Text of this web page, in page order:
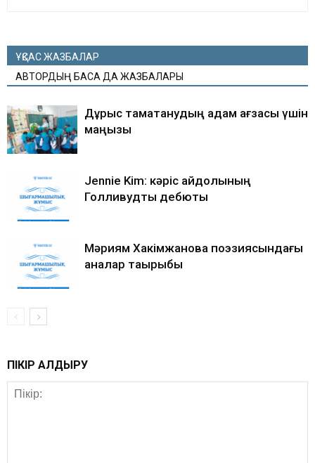
ҰҚСАС ЖАЗБАЛАР
АВТОРДЫҢ БАСҚА ДА ЖАЗБАЛАРЫ
Дұрыс тамақтанудың адам ағзасы үшін
маңызы
Jennie Kim: кәріс айдолының
Голливудтық дебюты
Мәриям Хакімжанова поэзиясындағы
аналар тақырыбы
ПІКІР ҚАЛДЫРУ